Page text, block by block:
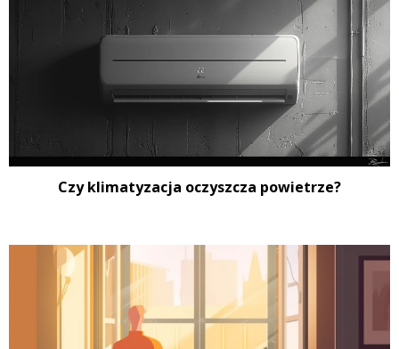
Czy klimatyzacja oczyszcza powietrze?